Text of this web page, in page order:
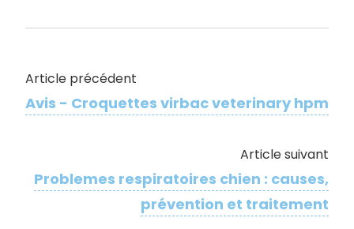
Article précédent
Avis - Croquettes virbac veterinary hpm
Article suivant
Problemes respiratoires chien : causes,
prévention et traitement